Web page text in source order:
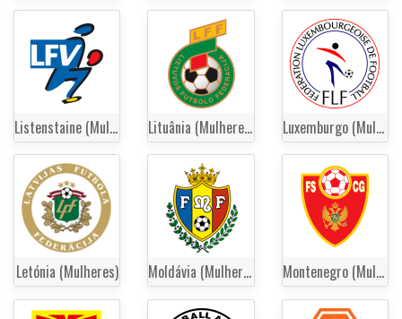
Listenstaine (Mulheres) Lituânia (Mulheres) Luxemburgo (Mulheres)
Letónia (Mulheres) Moldávia (Mulheres) Montenegro (Mulheres)